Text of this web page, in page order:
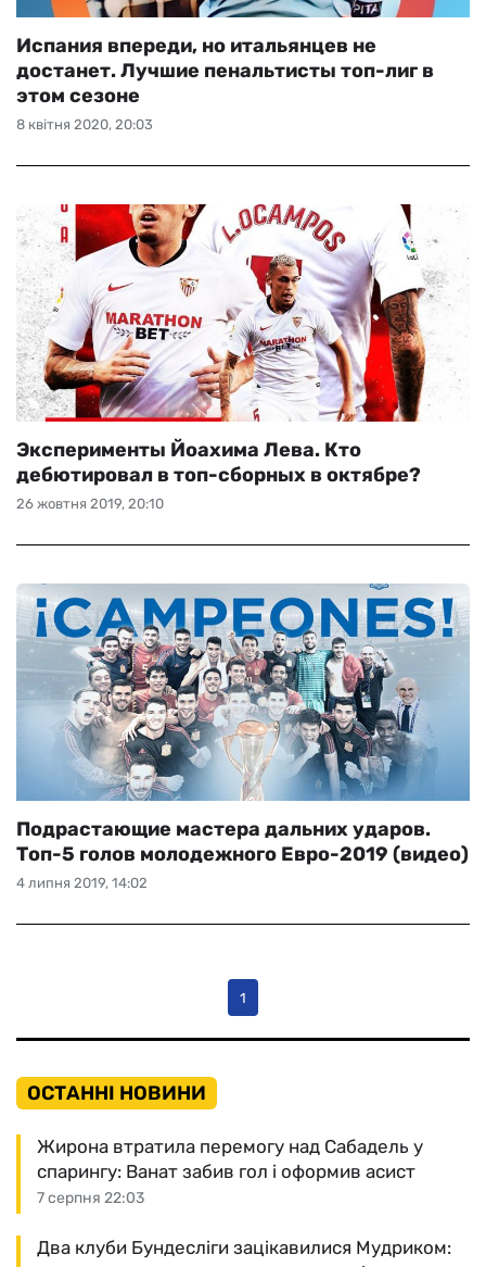
8 квітня 2020, 20:03
Испания впереди, но итальянцев не
достанет. Лучшие пенальтисты топ-лиг в
этом сезоне
26 жовтня 2019, 20:10
Эксперименты Йоахима Лева. Кто
дебютировал в топ-сборных в октябре?
4 липня 2019, 14:02
Подрастающие мастера дальних ударов.
Топ-5 голов молодежного Евро-2019 (видео)
1
ОСТАННІ НОВИНИ
7 серпня 22:03
Жирона втратила перемогу над Сабадель у
спарингу: Ванат забив гол і оформив асист
Два клуби Бундесліги зацікавилися Мудриком: